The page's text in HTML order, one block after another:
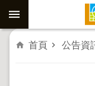
跳到主要內容區塊
進 首頁 公告資